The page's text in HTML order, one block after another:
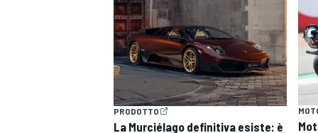
PRODOTTO
La Murciélago definitiva esiste: è